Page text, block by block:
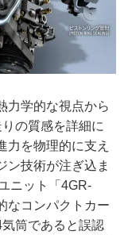
力学的な視点から
の質感を詳細に
力を物理的に支え
ン技術が注ぎ込ま
ニット「4GR-
なコンパクトカー
筒であると誤認